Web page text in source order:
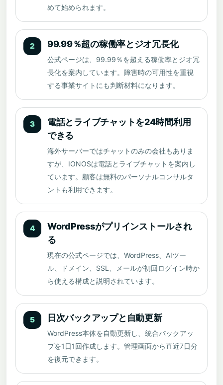
めて始められます。
2 99.99％超の稼働率とジオ冗長化
公式ページは、99.99％を超える稼働率とジオ冗
長化を案内しています。障害時の可用性を重視
する事業サイトにも判断材料になります。
3
電話とライブチャットを24時間利用
できる
海外サーバーではチャットのみの会社もありま
すが、IONOSは電話とライブチャットを案内し
ています。顧客は無料のパーソナルコンサルタ
ントも利用できます。
4
WordPressがプリインストールされ
る
現在の公式ページでは、WordPress、AIツー
ル、ドメイン、SSL、メールが初回ログイン時か
ら使える構成と説明されています。
5 日次バックアップと自動更新
WordPress本体を自動更新し、統合バックアッ
プを1日1回作成します。管理画面から直近7日分
を復元できます。